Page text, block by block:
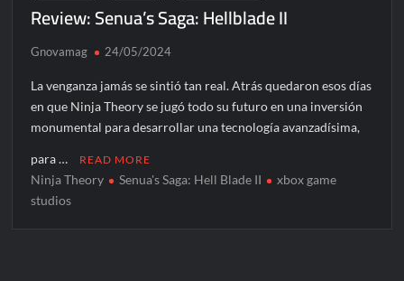
Review: Senua’s Saga: Hellblade II
Gnovamag 24/05/2024
La venganza jamás se sintió tan real. Atrás quedaron esos días
en que Ninja Theory se jugó todo su futuro en una inversión
monumental para desarrollar una tecnología avanzadísima,
para … READ MORE
Ninja Theory Senua's Saga: Hell Blade II
xbox game
studios